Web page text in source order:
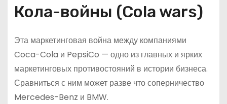
Кола-войны (Cola wars)
Эта маркетинговая война между компаниями
Coca-Cola и PepsiCo — одно из главных и ярких
маркетинговых противостояний в истории бизнеса.
Сравниться с ним может разве что соперничество
Mercedes-Benz и BMW.